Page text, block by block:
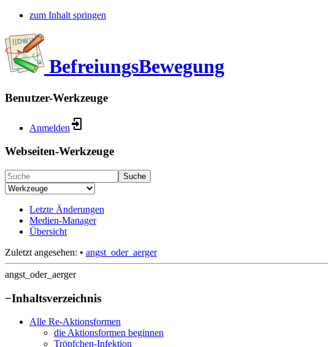
zum Inhalt springen
BefreiungsBewegung
Benutzer-Werkzeuge
Anmelden
Webseiten-Werkzeuge
Suche
Letzte Änderungen
Medien-Manager
Übersicht
Zuletzt angesehen: • angst_oder_aerger
angst_oder_aerger
−Inhaltsverzeichnis
Alle Re-Aktionsformen
die Aktionsformen beginnen
Tröpfchen-Infektion